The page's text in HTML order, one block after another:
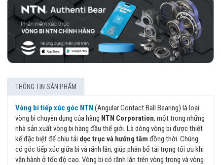
THÔNG TIN SẢN PHẨM
Vòng bi tiếp xúc góc NTN (Angular Contact Ball Bearing) là loại
vòng bi chuyên dụng của hãng NTN Corporation, một trong những
nhà sản xuất vòng bi hàng đầu thế giới. Là dòng vòng bi được thiết
kế đặc biệt để chịu tải dọc trục và hướng tâm đồng thời. Chúng
có góc tiếp xúc giữa bi và rãnh lăn, giúp phân bổ tải trọng tối ưu khi
vận hành ở tốc độ cao. Vòng bi có rãnh lăn trên vòng trong và vòng